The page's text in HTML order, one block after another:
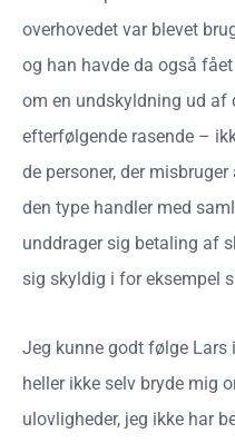
overhovedet var blevet
og han havde da også
om en undskyldning ud af
efterfølgende rasende –
de personer, der
den type handler med
unddrager sig betaling af
sig skyldig i for eksempel
Jeg kunne godt følge Lars
heller ikke selv bryde mig
ulovligheder, jeg ikke har